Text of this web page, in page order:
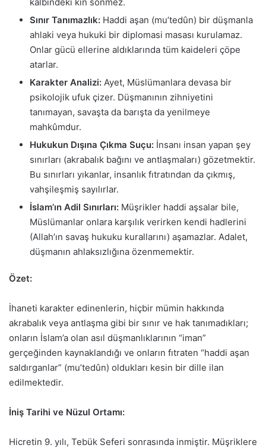
Sınır Tanımazlık: Haddi aşan (mu’tedûn) bir düşmanla
ahlaki veya hukuki bir diplomasi masası kurulamaz.
Onlar gücü ellerine aldıklarında tüm kaideleri çöpe
atarlar.
Karakter Analizi: Ayet, Müslümanlara devasa bir
psikolojik ufuk çizer. Düşmanının zihniyetini
tanımayan, savaşta da barışta da yenilmeye
mahkûmdur.
Hukukun Dışına Çıkma Suçu: İnsanı insan yapan şey
sınırları (akrabalık bağını ve antlaşmaları) gözetmektir.
Bu sınırları yıkanlar, insanlık fıtratından da çıkmış,
vahşileşmiş sayılırlar.
İslam’ın Adil Sınırları: Müşrikler haddi aşsalar bile,
Müslümanlar onlara karşılık verirken kendi hadlerini
(Allah’ın savaş hukuku kurallarını) aşamazlar. Adalet,
düşmanın ahlaksızlığına özenmemektir.
Özet:
İhaneti karakter edinenlerin, hiçbir mümin hakkında
akrabalık veya antlaşma gibi bir sınır ve hak tanımadıkları;
onların İslam’a olan asıl düşmanlıklarının “iman”
gerçeğinden kaynaklandığı ve onların fıtraten “haddi aşan
saldırganlar” (mu’tedûn) oldukları kesin bir dille ilan
edilmektedir.
İniş Tarihi ve Nüzul Ortamı:
Hicretin 9. yılı, Tebük Seferi sonrasında inmiştir. Müşriklere